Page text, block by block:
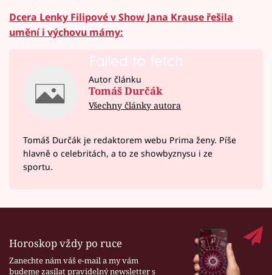
Dcera Lenky Filipové v Show Jana Krause řešila
umění i výchovu mámy:
Failed to fetch
Autor článku
Tomáš Durčák
Všechny články autora
Tomáš Durčák je redaktorem webu Prima ženy. Píše
hlavně o celebritách, a to ze showbyznysu i ze
sportu.
Horoskop vždy po ruce
Zanechte nám váš e-mail a my vám
budeme zasílat pravidelný newsletter s